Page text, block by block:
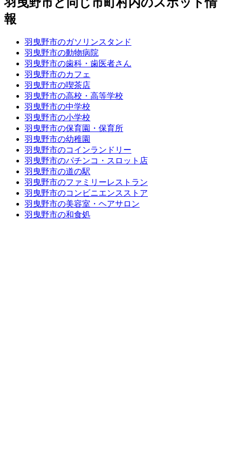
報
羽曳野市のガソリンスタンド
羽曳野市の動物病院
羽曳野市の歯科・歯医者さん
羽曳野市のカフェ
羽曳野市の喫茶店
羽曳野市の高校・高等学校
羽曳野市の中学校
羽曳野市の小学校
羽曳野市の保育園・保育所
羽曳野市の幼稚園
羽曳野市のコインランドリー
羽曳野市のパチンコ・スロット店
羽曳野市の道の駅
羽曳野市のファミリーレストラン
羽曳野市のコンビニエンスストア
羽曳野市の美容室・ヘアサロン
羽曳野市の和食処